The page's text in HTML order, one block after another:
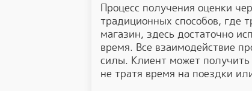
Процесс получения оценки
традиционных способов, где
магазин, здесь достаточно
время. Все взаимодействие
силы. Клиент может
не тратя время на поездки